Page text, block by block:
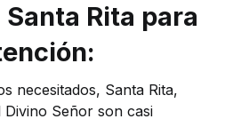
Rita para
necesitados, Santa Rita,
Señor son casi